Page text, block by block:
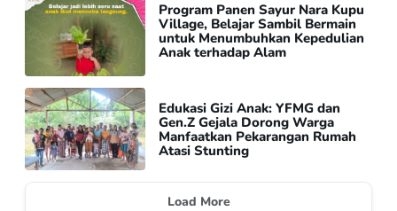
Program Panen Sayur Nara Kupu
Village, Belajar Sambil Bermain
untuk Menumbuhkan Kepedulian
Anak terhadap Alam
Edukasi Gizi Anak: YFMG dan
Gen.Z Gejala Dorong Warga
Manfaatkan Pekarangan Rumah
Atasi Stunting
Load More